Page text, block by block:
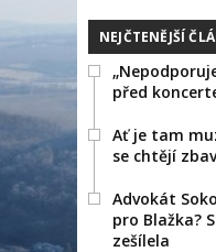
NEJČTENĚJŠÍ
před
Ať je tam
se chtějí
Advokát
pro Blažka?
zešílela